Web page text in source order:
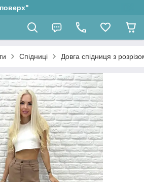
Спідниці Довга спідниця з